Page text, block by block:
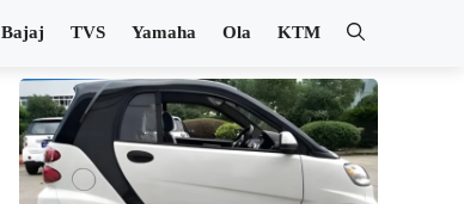
Bajaj TVS Yamaha Ola KTM